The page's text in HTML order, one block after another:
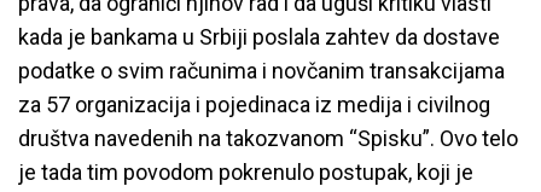
kada je bankama u Srbiji poslala zahtev da dostave
podatke o svim računima i novčanim transakcijama
za 57 organizacija i pojedinaca iz medija i civilnog
društva navedenih na takozvanom “Spisku”. Ovo telo
je tada tim povodom pokrenulo postupak, koji je